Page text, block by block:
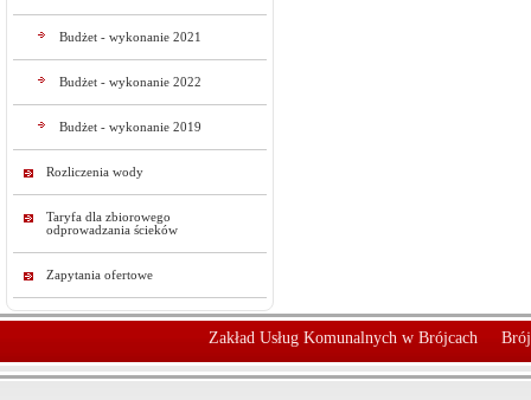
Budżet - wykonanie 2021
Budżet - wykonanie 2022
Budżet - wykonanie 2019
Rozliczenia wody
Taryfa dla zbiorowego
odprowadzania ścieków
Zapytania ofertowe
Zakład Usług Komunalnych w Brójcach